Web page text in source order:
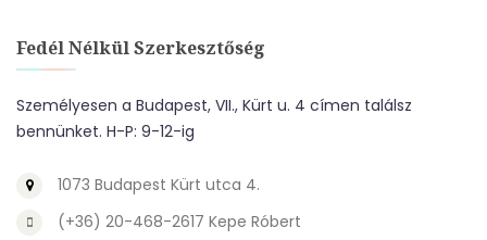
Fedél Nélkül Szerkesztőség
Személyesen a Budapest, VII., Kürt u. 4 címen találsz
bennünket. H-P: 9-12-ig
1073 Budapest Kürt utca 4.
(+36) 20-468-2617 Kepe Róbert